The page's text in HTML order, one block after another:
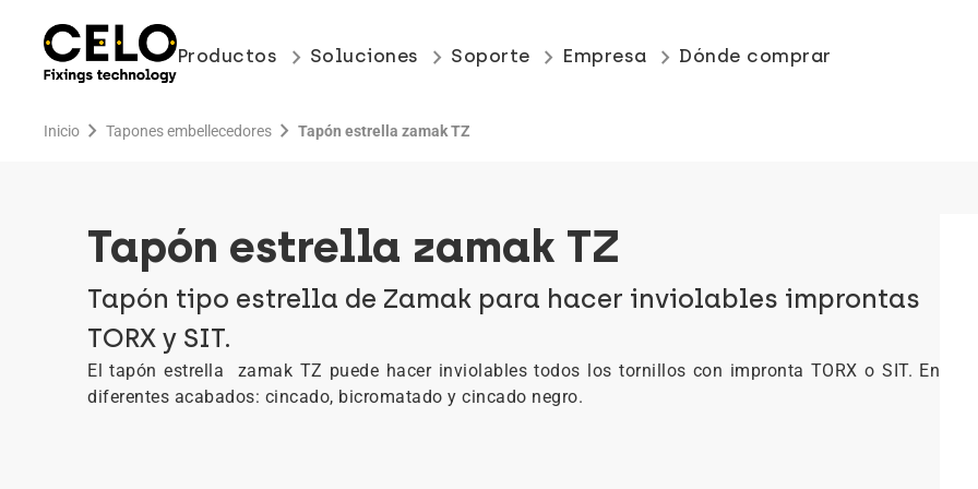
Productos keyboard_arrow_right Soluciones keyboard_arrow_right Soporte keyboard_arrow_right Empresa keyboard_arrow_right Dónde comprar
Inicio chevron_right Tapones embellecedores chevron_right Tapón estrella zamak TZ
Tapón estrella zamak TZ
Tapón tipo estrella de Zamak para hacer inviolables improntas
TORX y SIT.
El tapón estrella zamak TZ puede hacer inviolables todos los tornillos con impronta TORX o SIT. En
diferentes acabados: cincado, bicromatado y cincado negro.